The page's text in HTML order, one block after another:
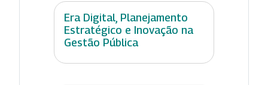
Era Digital, Planejamento
Estratégico e Inovação na
Gestão Pública